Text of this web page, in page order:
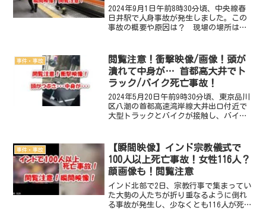
2024年9月1日午前8時30分頃、中央線春
日井駅で人身事故が発生しました。この
事故の概要や原因は？ 現場の場所はど
しました。2024年9月1日 中央線春日井
駅で人身事...
事件・事故
閲覧注意！衝撃映像/画像！頭が
潰れて中身が… 首都高大井でト
ラック/バイク死亡事故！
2024年5月20日午前9時30分頃、東京品川
区八潮の首都高速湾岸線大井出口付近で
大型トラックとバイクが接触し、バイク
の場所はどこ？ 死亡したのは誰？名
前・顔画像・住所...
事件・事故
【瞬間映像】インド宗教儀式で
100人以上死亡事故！女性116人？
顔画像も！閲覧注意
インド北部で2日、宗教行事で集まってい
た大勢の人たちが折り重なるように倒れ
る事故が発生し、少なくとも116人が死亡